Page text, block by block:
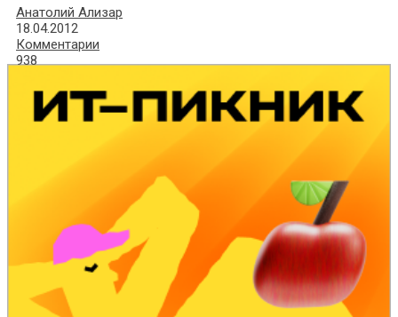
Анатолий Ализар
18.04.2012
Комментарии
938